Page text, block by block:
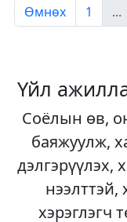
Өмнөх 1 ...
Үйл
Соёлын өв,
баяжуулж,
дэлгэрүүлэх,
нээлттэй,
хэрэглэгч